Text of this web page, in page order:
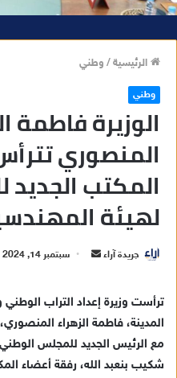
الرئيسية/ وطني
وطني
الوزيرة فاطمة
المنصوري
المكتب
لهيئة
جريدة آراء
ر
ي
سبتمبر 14, 2024
ترأست وزيرة إعداد التراب
المدينة، فاطمة الزهراء
مع الرئيس الجديد للمجلس
شكيب بنعبد الله، رفقة أعضاء